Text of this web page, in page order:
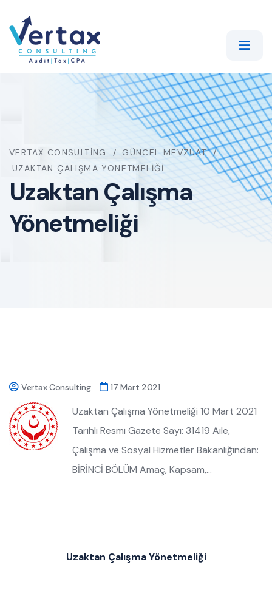
VERTAX CONSULTING
GÜNCEL MEVZUAT
UZAKTAN ÇALIŞMA YÖNETMELIĞI
Uzaktan Çalışma
Yönetmeliği
Vertax Consulting 17 Mart 2021
Uzaktan Çalışma Yönetmeliği 10 Mart 2021
Tarihli Resmi Gazete Sayı: 31419 Aile,
Çalışma ve Sosyal Hizmetler Bakanlığından:
BİRİNCİ BÖLÜM Amaç, Kapsam,…
Uzaktan Çalışma Yönetmeliği